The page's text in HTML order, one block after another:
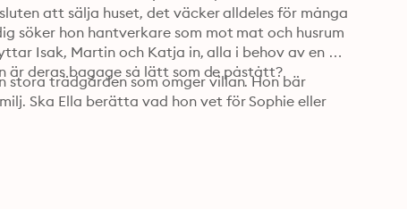
att sälja huset, det väcker alldeles för många
söker hon hantverkare som mot mat och husrum
Isak, Martin och Katja in, alla i behov av en
är deras bagage så lätt som de påstått?
stora trädgården som omger villan. Hon bär
Ska Ella berätta vad hon vet för Sophie eller